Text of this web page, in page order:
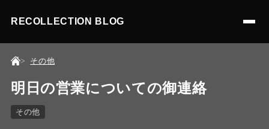
RECOLLECTION BLOG
その他
明日の営業についての御連絡
その他